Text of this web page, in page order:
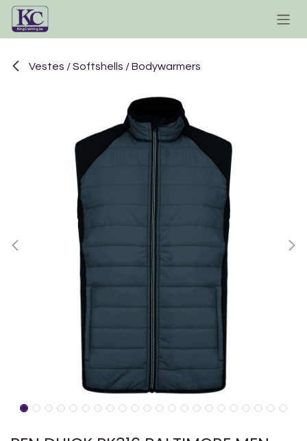
Se rendre au contenu
Vestes / Softshells / Bodywarmers